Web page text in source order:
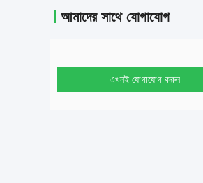
আমাদের সাথে যোগাযোগ
এখনই যোগাযোগ করুন